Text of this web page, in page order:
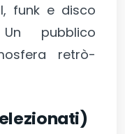
funk e disco
pubblico
retrò-